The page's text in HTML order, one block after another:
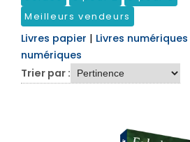
Meilleurs vendeurs
Livres papier | Livres numériques
numériques
Trier par :